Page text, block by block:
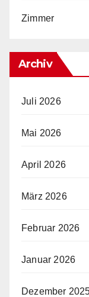
Zimmer
Archiv
Juli 2026
Mai 2026
April 2026
März 2026
Februar 2026
Januar 2026
Dezember